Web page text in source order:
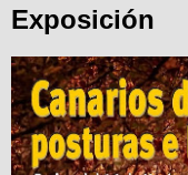
Exposición